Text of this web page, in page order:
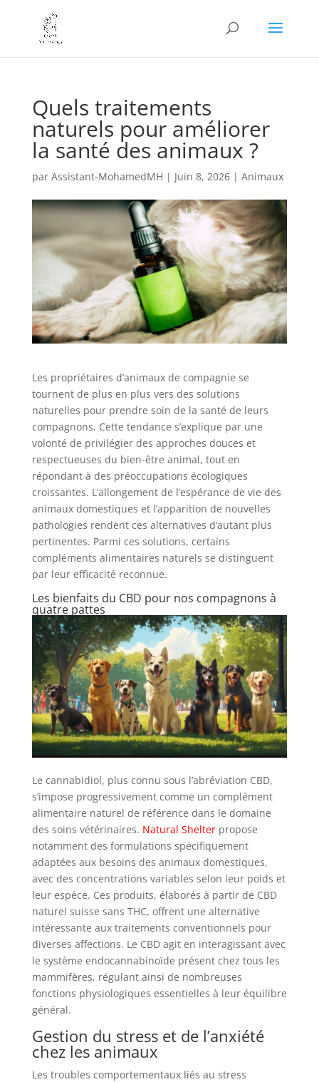
Quels traitements
naturels pour améliorer
la santé des animaux ?
par Assistant-MohamedMH | Juin 8, 2026| Animaux
Les propriétaires d’animaux de compagnie se
tournent de plus en plus vers des solutions
naturelles pour prendre soin de la santé de leurs
compagnons. Cette tendance s’explique par une
volonté de privilégier des approches douces et
respectueuses du bien-être animal, tout en
répondant à des préoccupations écologiques
croissantes. L’allongement de l’espérance de vie des
animaux domestiques et l’apparition de nouvelles
pathologies rendent ces alternatives d’autant plus
pertinentes. Parmi ces solutions, certains
compléments alimentaires naturels se distinguent
par leur efficacité reconnue.
Les bienfaits du CBD pour nos compagnons à
quatre pattes
Le cannabidiol, plus connu sous l’abréviation CBD,
s’impose progressivement comme un complément
alimentaire naturel de référence dans le domaine
des soins vétérinaires. Natural Shelterpropose
notamment des formulations spécifiquement
adaptées aux besoins des animaux domestiques,
avec des concentrations variables selon leur poids et
leur espèce. Ces produits, élaborés à partir de CBD
naturel suisse sans THC, offrent une alternative
intéressante aux traitements conventionnels pour
diverses affections. Le CBD agit en interagissant avec
le système endocannabinoïde présent chez tous les
mammifères, régulant ainsi de nombreuses
fonctions physiologiques essentielles à leur équilibre
général.
Gestion du stress et de l’anxiété
chez les animaux
Les troubles comportementaux liés au stress